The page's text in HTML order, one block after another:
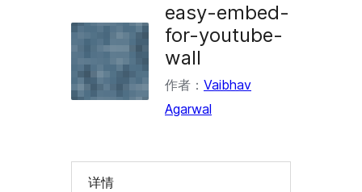
件
easy-embed-
for-youtube-
wall
作者： Vaibhav
Agarwal
详情